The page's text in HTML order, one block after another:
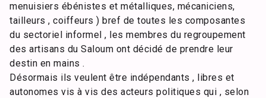
menuisiers ébénistes et métalliques, mécaniciens,
tailleurs , coiffeurs ) bref de toutes les composantes
du sectoriel informel , les membres du regroupement
des artisans du Saloum ont décidé de prendre leur
destin en mains .
Désormais ils veulent être indépendants , libres et
autonomes vis à vis des acteurs politiques qui , selon